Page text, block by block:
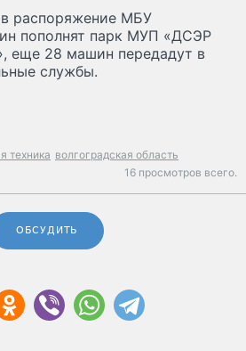
в распоряжение МБУ
пополнят парк МУП «ДСЭР
еще 28 машин передадут в
службы.
техника волгоградская область
16 просмотров всего.
ОБСУДИТЬ